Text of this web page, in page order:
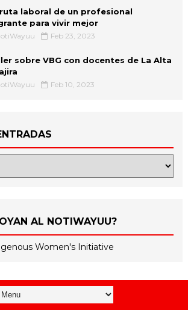
laboral de un profesional
para vivir mejor
Feb 23, 2023
sobre VBG con docentes de La Alta
Feb 10, 2023
AL NOTIWAYUU?
Women's Initiative